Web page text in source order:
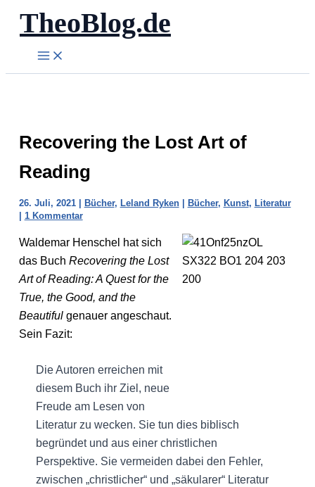
Zum
Inhalt
springen
TheoBlog.de
Recovering the Lost Art of
Reading
26. Juli, 2021 | Bücher, Leland Ryken| Bücher, Kunst, Literatur
| 1 Kommentar
Waldemar Henschel hat sich
das Buch Recovering the Lost
Art of Reading: A Quest for the
True, the Good, and the
Beautifulgenauer angeschaut.
Sein Fazit:
Die Autoren erreichen mit
diesem Buch ihr Ziel, neue
Freude am Lesen von
Literatur zu wecken. Sie tun dies biblisch
begründet und aus einer christlichen
Perspektive. Sie vermeiden dabei den Fehler,
zwischen „christlicher“ und „säkularer“ Literatur